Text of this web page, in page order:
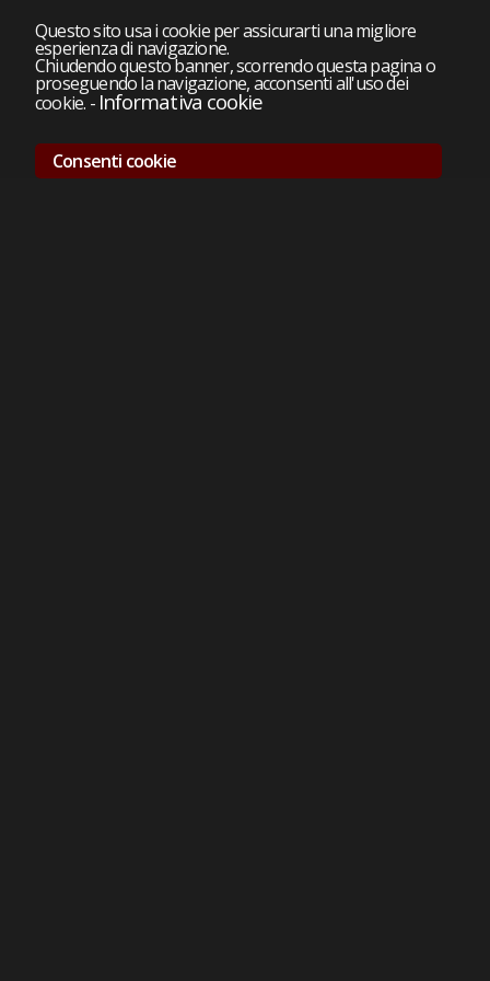
Questo sito usa i cookie per assicurarti una migliore
esperienza di navigazione.
Chiudendo questo banner, scorrendo questa pagina o
proseguendo la navigazione, acconsenti all'uso dei
cookie. - Informativa cookie
Consenti cookie